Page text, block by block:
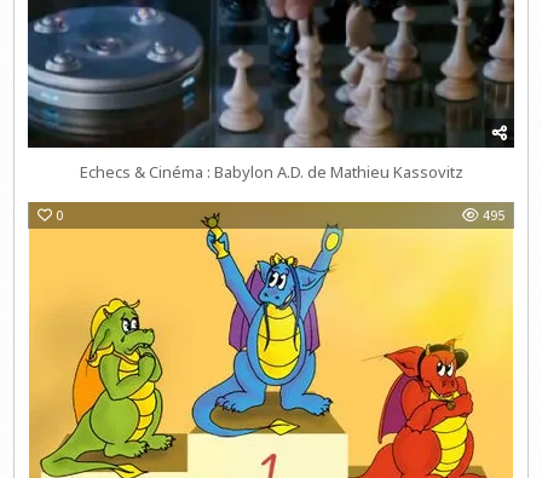
Echecs & Cinéma : Babylon A.D. de Mathieu Kassovitz
0 495